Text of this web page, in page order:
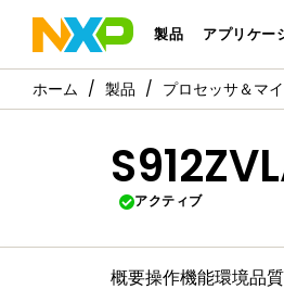
製品 アプリケー
製品 プロセッサ＆マ
アクティブ
概要操作機能環境品質